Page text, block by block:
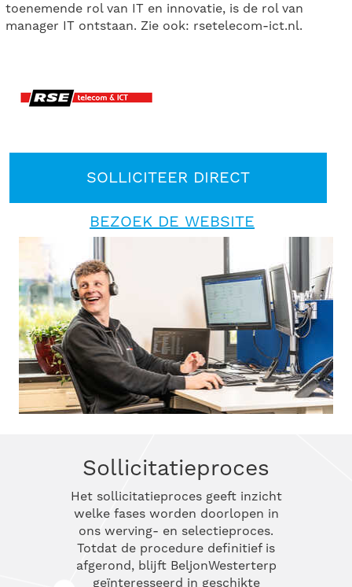
toenemende rol van IT en innovatie, is de rol van
manager IT ontstaan. Zie ook: rsetelecom-ict.nl.
SOLLICITEER DIRECT
BEZOEK DE WEBSITE
Sollicitatieproces
Het sollicitatieproces geeft inzicht
welke fases worden doorlopen in
ons werving- en selectieproces.
Totdat de procedure definitief is
afgerond, blijft BeljonWesterterp
geïnteresseerd in geschikte